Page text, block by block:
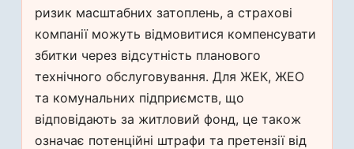
ризик масштабних затоплень, а страхові
компанії можуть відмовитися компенсувати
збитки через відсутність планового
технічного обслуговування. Для ЖЕК, ЖЕО
та комунальних підприємств, що
відповідають за житловий фонд, це також
означає потенційні штрафи та претензії від